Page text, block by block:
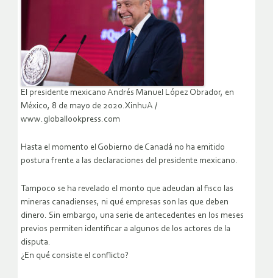
El presidente mexicano Andrés Manuel López Obrador, en
México, 8 de mayo de 2020.XinhuA /
www.globallookpress.com
Hasta el momento el Gobierno de Canadá no ha emitido
postura frente a las declaraciones del presidente mexicano.
Tampoco se ha revelado el monto que adeudan al fisco las
mineras canadienses, ni qué empresas son las que deben
dinero. Sin embargo, una serie de antecedentes en los meses
previos permiten identificar a algunos de los actores de la
disputa.
¿En qué consiste el conflicto?